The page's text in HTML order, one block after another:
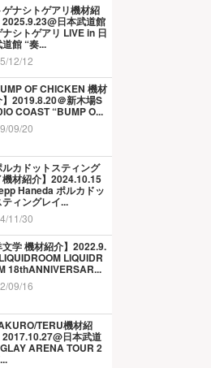
ゲナシトゲアリ機材紹
2025.9.23@日本武道館
ナシトゲアリ LIVE in 日
館 “奏...
12/12
OF CHICKEN 機材
】2019.8.20＠新木場S
COAST “BUMP O...
09/20
ルカドットスティング
機材紹介】2024.10.15
Haneda ポルカドッ
ティングレイ...
11/30
文学 機材紹介】2022.9.
LIQUIDR
18thANNIVERSAR...
09/16
TERU機材紹
2017.10.27@日本武道
ARENA TOUR 2